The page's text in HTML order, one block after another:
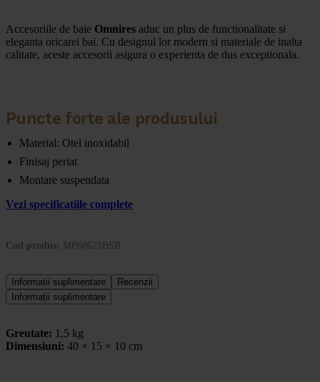
Accesoriile de baie Omnires aduc un plus de functionalitate si
eleganta oricarei bai. Cu designul lor modern si materiale de inalta
calitate, aceste accesorii asigura o experienta de dus exceptionala.
Puncte forte ale produsului
Material: Otel inoxidabil
Finisaj periat
Montare suspendata
Vezi specificațiile complete
Cod produs: MP60621BSB
Informații suplimentare
Recenzii
Informații suplimentare
Greutate: 1,5 kg
Dimensiuni: 40 × 15 × 10 cm